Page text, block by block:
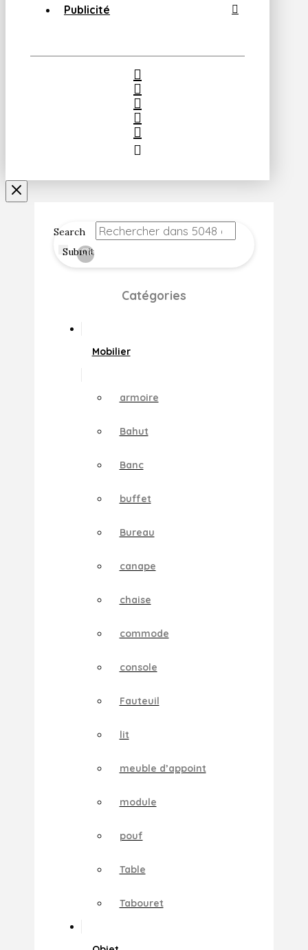
Publicité
Search
Submit
Clear
Catégories
Mobilier
armoire
Bahut
Banc
buffet
Bureau
canape
chaise
commode
console
Fauteuil
lit
meuble d’appoint
module
pouf
Table
Tabouret